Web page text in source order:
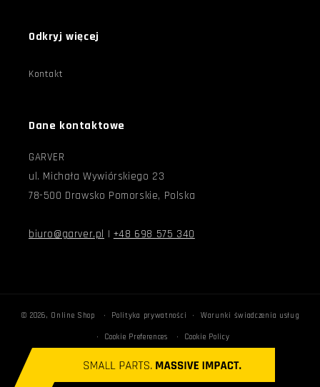
Odkryj więcej
Kontakt
Dane kontaktowe
GARVER
ul. Michała Wywiórskiego 23
78-500 Drawsko Pomorskie, Polska
biuro@garver.pl | +48 698 575 340
© 2026, Online Shop Polityka prywatności Warunki świadczenia usług
Cookie Preferences Cookie Policy